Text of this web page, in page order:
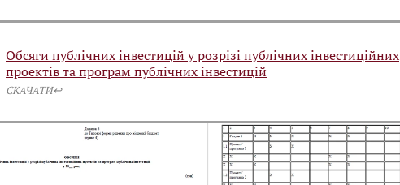
Обсяги публічних інвестицій у розрізі публічних інвестиційних
проектів та програм публічних інвестицій
СКАЧАТИ↩️